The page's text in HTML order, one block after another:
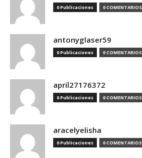
0 Publicaciones 0 COMENTARIOS
antonyglaser59
0 Publicaciones 0 COMENTARIOS
april27176372
0 Publicaciones 0 COMENTARIOS
aracelyelisha
0 Publicaciones 0 COMENTARIOS